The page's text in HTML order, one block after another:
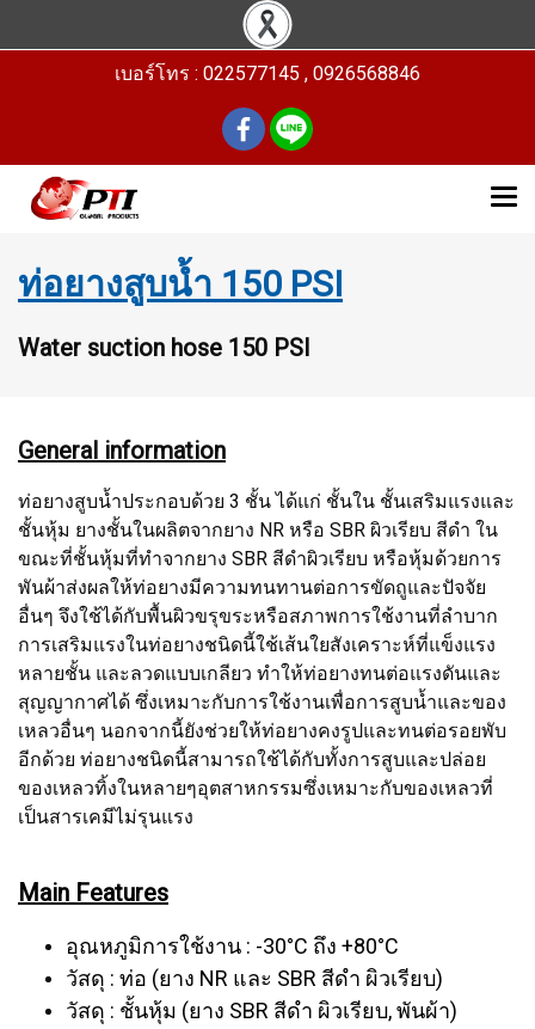
เบอร์โทร : 022577145 , 0926568846
ท่อยางสูบน้ำ 150 PSI
Water suction hose 150 PSI
General information
ท่อยางสูบน้ำประกอบด้วย 3 ชั้น ได้แก่ ชั้นใน ชั้นเสริมแรงและ
ชั้นหุ้ม ยางชั้นในผลิตจากยาง NR หรือ SBR ผิวเรียบ สีดำ ใน
ขณะที่ชั้นหุ้มที่ทำจากยาง SBR สีดำผิวเรียบ หรือหุ้มด้วยการ
พันผ้าส่งผลให้ท่อยางมีความทนทานต่อการขัดถูและปัจจัย
อื่นๆ จึงใช้ได้กับพื้นผิวขรุขระหรือสภาพการใช้งานที่ลำบาก
การเสริมแรงในท่อยางชนิดนี้ใช้เส้นใยสังเคราะห์ที่แข็งแรง
หลายชั้น และลวดแบบเกลียว ทำให้ท่อยางทนต่อแรงดันและ
สุญญากาศได้ ซึ่งเหมาะกับการใช้งานเพื่อการสูบน้ำและของ
เหลวอื่นๆ นอกจากนี้ยังช่วยให้ท่อยางคงรูปและทนต่อรอยพับ
อีกด้วย ท่อยางชนิดนี้สามารถใช้ได้กับทั้งการสูบและปล่อย
ของเหลวทิ้งในหลายๆอุตสาหกรรมซึ่งเหมาะกับของเหลวที่
เป็นสารเคมีไม่รุนแรง
Main Features
อุณหภูมิการใช้งาน : -30°C ถึง +80°C
วัสดุ : ท่อ (ยาง NR และ SBR สีดำ ผิวเรียบ)
วัสดุ : ชั้นหุ้ม (ยาง SBR สีดำ ผิวเรียบ, พันผ้า)